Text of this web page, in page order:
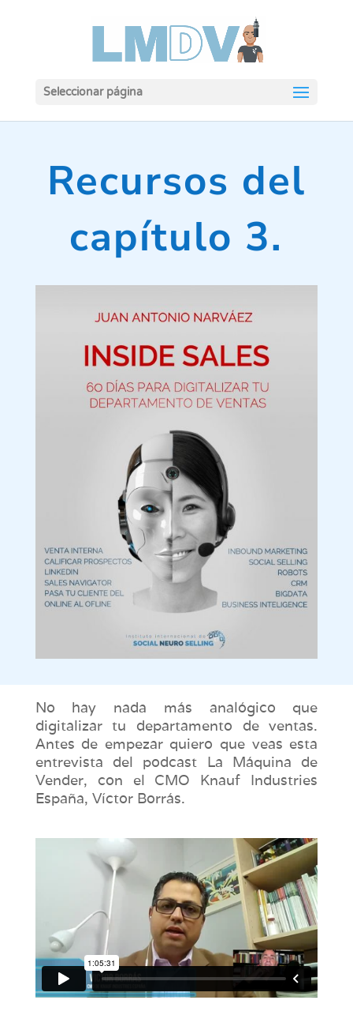
Seleccionar página
Recursos del
capítulo 3.
No hay nada más analógico que
digitalizar tu departamento de ventas.
Antes de empezar quiero que veas esta
entrevista del podcast La Máquina de
Vender, con el CMO Knauf Industries
España, Víctor Borrás.